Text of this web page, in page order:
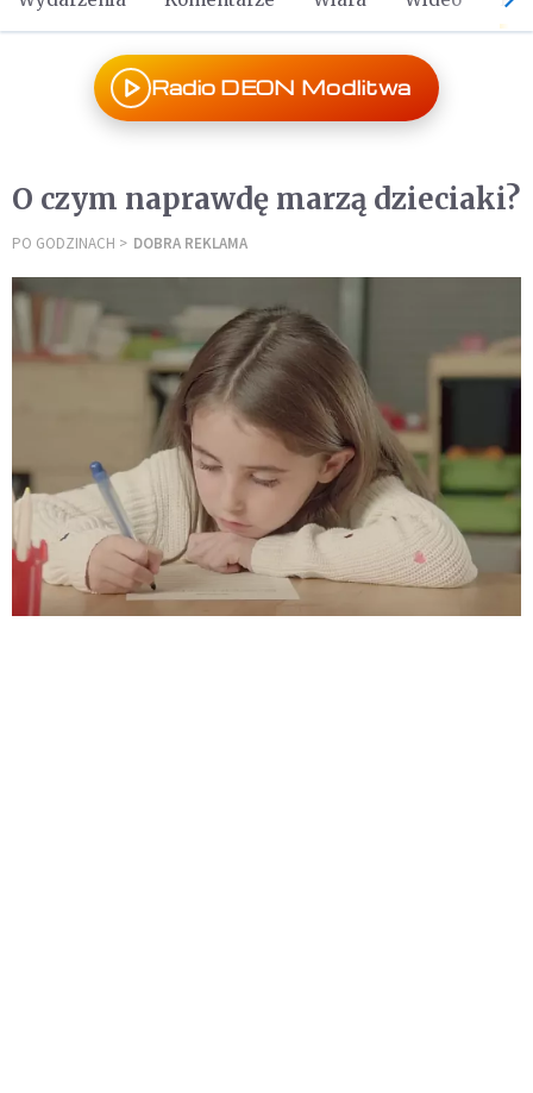
Radio DEON Modlitwa
O czym naprawdę marzą dzieciaki?
PO GODZINACH DOBRA REKLAMA